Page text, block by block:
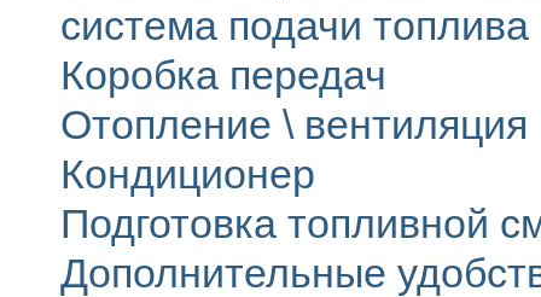
система подачи топлива
Коробка передач
Отопление \ вентиляция
Кондиционер
Подготовка топливной
Дополнительные